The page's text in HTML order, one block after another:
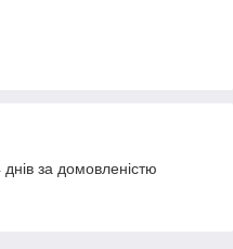
за домовленістю